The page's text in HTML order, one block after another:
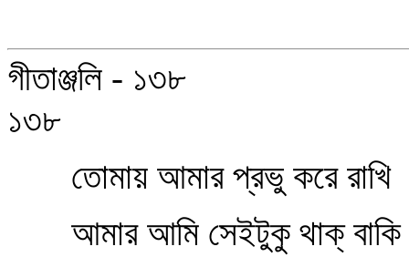
গীতাঞ্জলি - ১৩৮
১৩৮
তোমায় আমার প্রভু করে রাখি
আমার আমি সেইটুকু থাক্‌